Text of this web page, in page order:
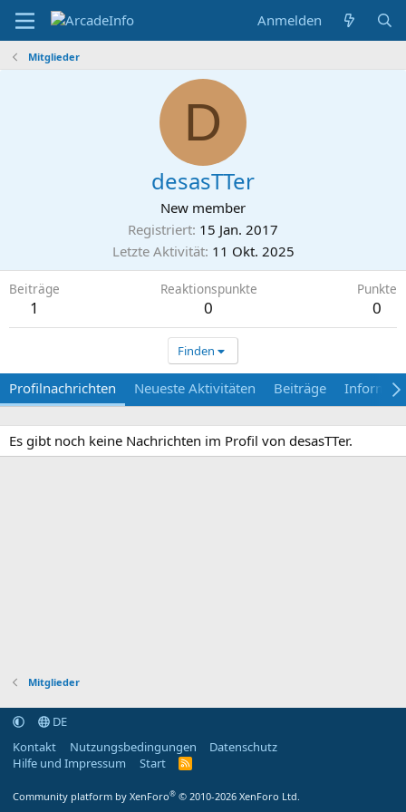
Anmelden
Mitglieder
D
desasTTer
New member
Registriert 15 Jan. 2017
Letzte Aktivität 11 Okt. 2025
Beiträge
1
Reaktionspunkte
0
Punkte
0
Finden
Profilnachrichten Neueste Aktivitäten Beiträge
Es gibt noch keine Nachrichten im Profil von desasTTer.
Mitglieder
DE
Kontakt
Nutzungsbedingungen
Datenschutz
Hilfe und Impressum
Start
R
Community platform by XenForo® © 2010-2026 XenForo Ltd.